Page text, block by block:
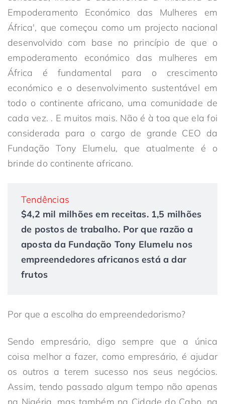
Empoderamento Económico das Mulheres em
África', que começou como um projecto nacional
desenvolvido com base no princípio de que o
empoderamento económico das mulheres em
África é fundamental para o crescimento
económico e o desenvolvimento sustentável em
todo o continente africano, uma comunidade de
cada vez. . E muitos mais. Não é à toa que ela foi
considerada para o cargo de grande CEO da
Fundação Tony Elumelu, que atualmente é o
brinde do continente africano.
Tendências
$4,2 mil milhões em receitas. 1,5 milhões
de postos de trabalho. Por que razão a
aposta da Fundação Tony Elumelu nos
empreendedores africanos está a dar
frutos
Por que a escolha do empreendedorismo?
Sendo empresário, digo sempre que a única
coisa melhor a fazer, como empresário, é ajudar
os outros a terem sucesso nos seus negócios.
Assim, tendo passado algum tempo não apenas
na Nigéria, mas também na Cidade do Cabo, na